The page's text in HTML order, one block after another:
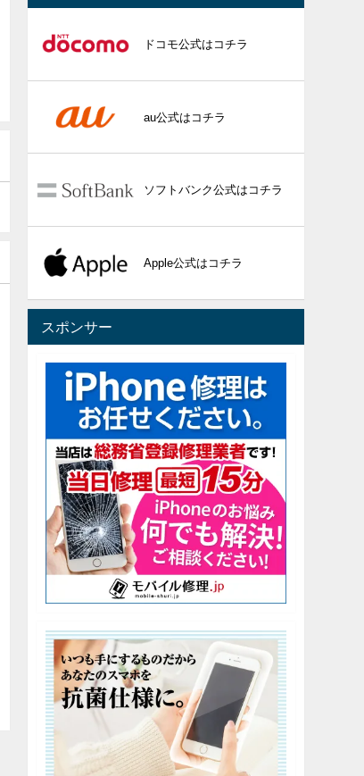
ドコモ公式はコチラ
au公式はコチラ
ソフトバンク公式はコチラ
Apple公式はコチラ
スポンサー